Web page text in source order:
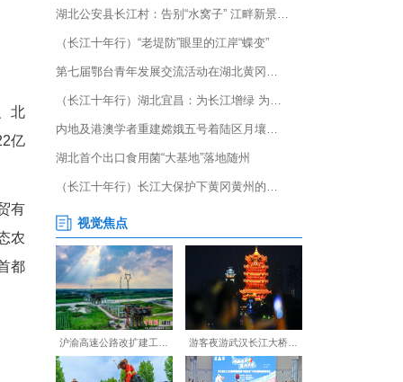
产品初加工有限公司、北
向采购协议，总金额6.22亿